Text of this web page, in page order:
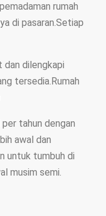
rumah
di pasaran.Setiap
dan dilengkapi
tersedia.Rumah
tahun dengan
awal dan
untuk tumbuh di
musim semi.